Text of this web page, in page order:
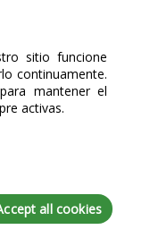
Today is Sábado,
sitio funcione
continuamente.
mantener el
activas.
all cookies